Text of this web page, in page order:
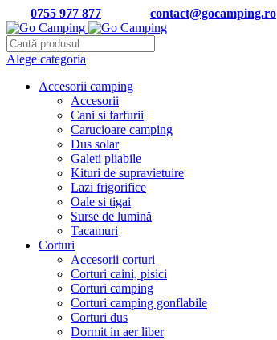
0755 977 877 contact@gocamping.ro
Alege categoria
Accesorii camping
Accesorii
Cani si farfurii
Carucioare camping
Dus solar
Galeti pliabile
Kituri de supravietuire
Lazi frigorifice
Oale si tigai
Surse de lumină
Tacamuri
Corturi
Accesorii corturi
Corturi caini, pisici
Corturi camping
Corturi camping gonflabile
Corturi dus
Dormit in aer liber